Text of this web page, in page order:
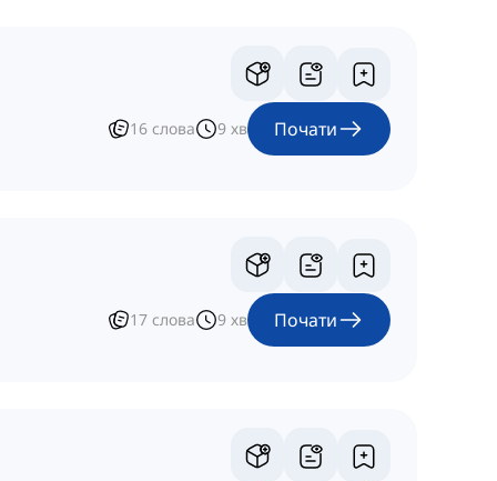
16 слова 9 хв Почати
17 слова 9 хв Почати